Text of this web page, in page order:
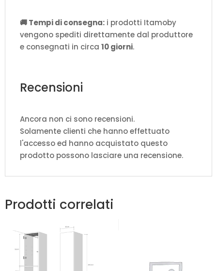
🚚 Tempi di consegna: i prodotti Itamoby
vengono spediti direttamente dal produttore
e consegnati in circa 10 giorni.
Recensioni
Ancora non ci sono recensioni.
Solamente clienti che hanno effettuato
l'accesso ed hanno acquistato questo
prodotto possono lasciare una recensione.
Prodotti correlati